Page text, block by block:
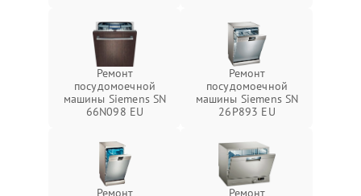
Ремонт
посудомоечной
машины Siemens SN
66N098 EU
Ремонт
посудомоечной
машины Siemens SN
26P893 EU
Ремонт
Ремонт